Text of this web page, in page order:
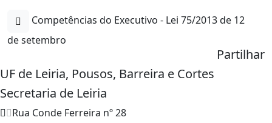
Competências do Executivo - Lei 75/2013 de 12
de setembro
Partilhar
UF de Leiria, Pousos, Barreira e Cortes
Secretaria de Leiria
Rua Conde Ferreira nº 28